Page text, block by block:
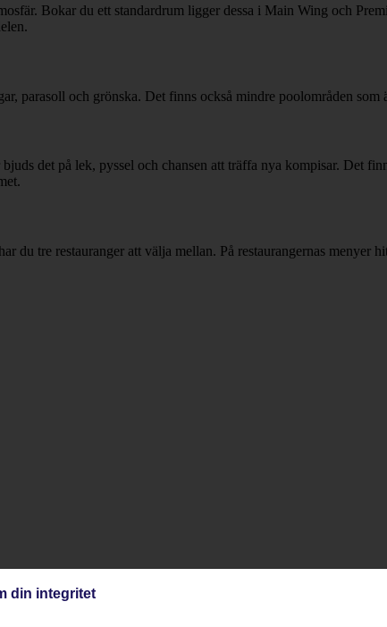
Bokar du ett standardrum ligger dessa i Main Wing och
parasoll och grönska. Det finns också mindre poolområden
det på lek, pyssel och chansen att träffa nya kompisar. Det
du tre restauranger att välja mellan. På restaurangernas menyer
din integritet